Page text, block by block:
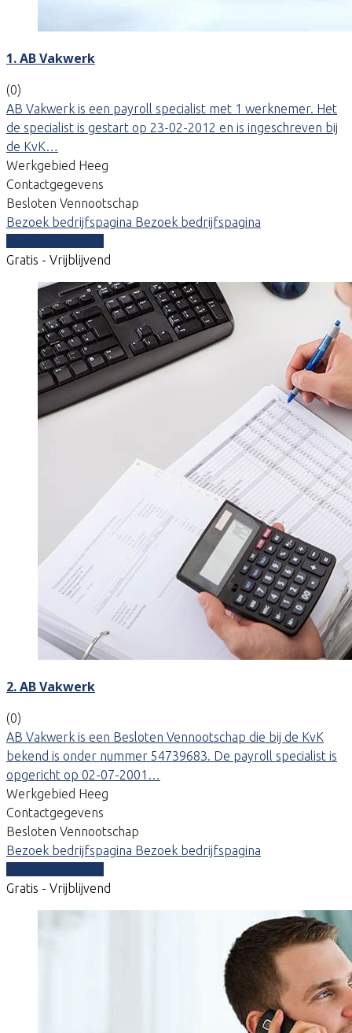
1. AB Vakwerk
(0)
AB Vakwerk is een payroll specialist met 1 werknemer. Het
de specialist is gestart op 23-02-2012 en is ingeschreven bij
de KvK…
Werkgebied Heeg
Contactgegevens
Besloten Vennootschap
Bezoek bedrijfspagina Bezoek bedrijfspagina
Gratis - Vrijblijvend
2. AB Vakwerk
(0)
AB Vakwerk is een Besloten Vennootschap die bij de KvK
bekend is onder nummer 54739683. De payroll specialist is
opgericht op 02-07-2001…
Werkgebied Heeg
Contactgegevens
Besloten Vennootschap
Bezoek bedrijfspagina Bezoek bedrijfspagina
Gratis - Vrijblijvend